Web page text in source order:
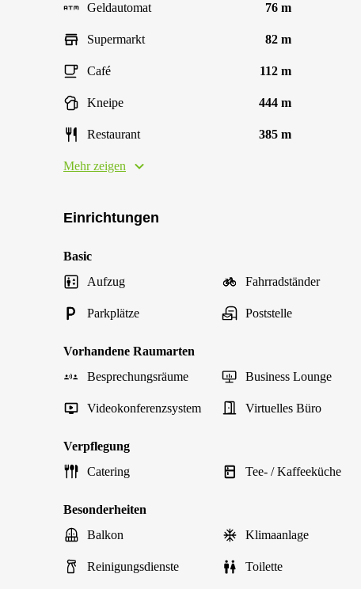
Geldautomat 76 m
Supermarkt 82 m
Café 112 m
Kneipe 444 m
Restaurant 385 m
Mehr zeigen
Einrichtungen
Basic
Aufzug
Fahrradständer
Parkplätze Poststelle
Vorhandene Raumarten
Besprechungsräume
Business Lounge
Videokonferenzsystem Virtuelles Büro
Verpflegung
Catering
Tee- / Kaffeeküche
Besonderheiten
Balkon
Klimaanlage
Reinigungsdienste Toilette